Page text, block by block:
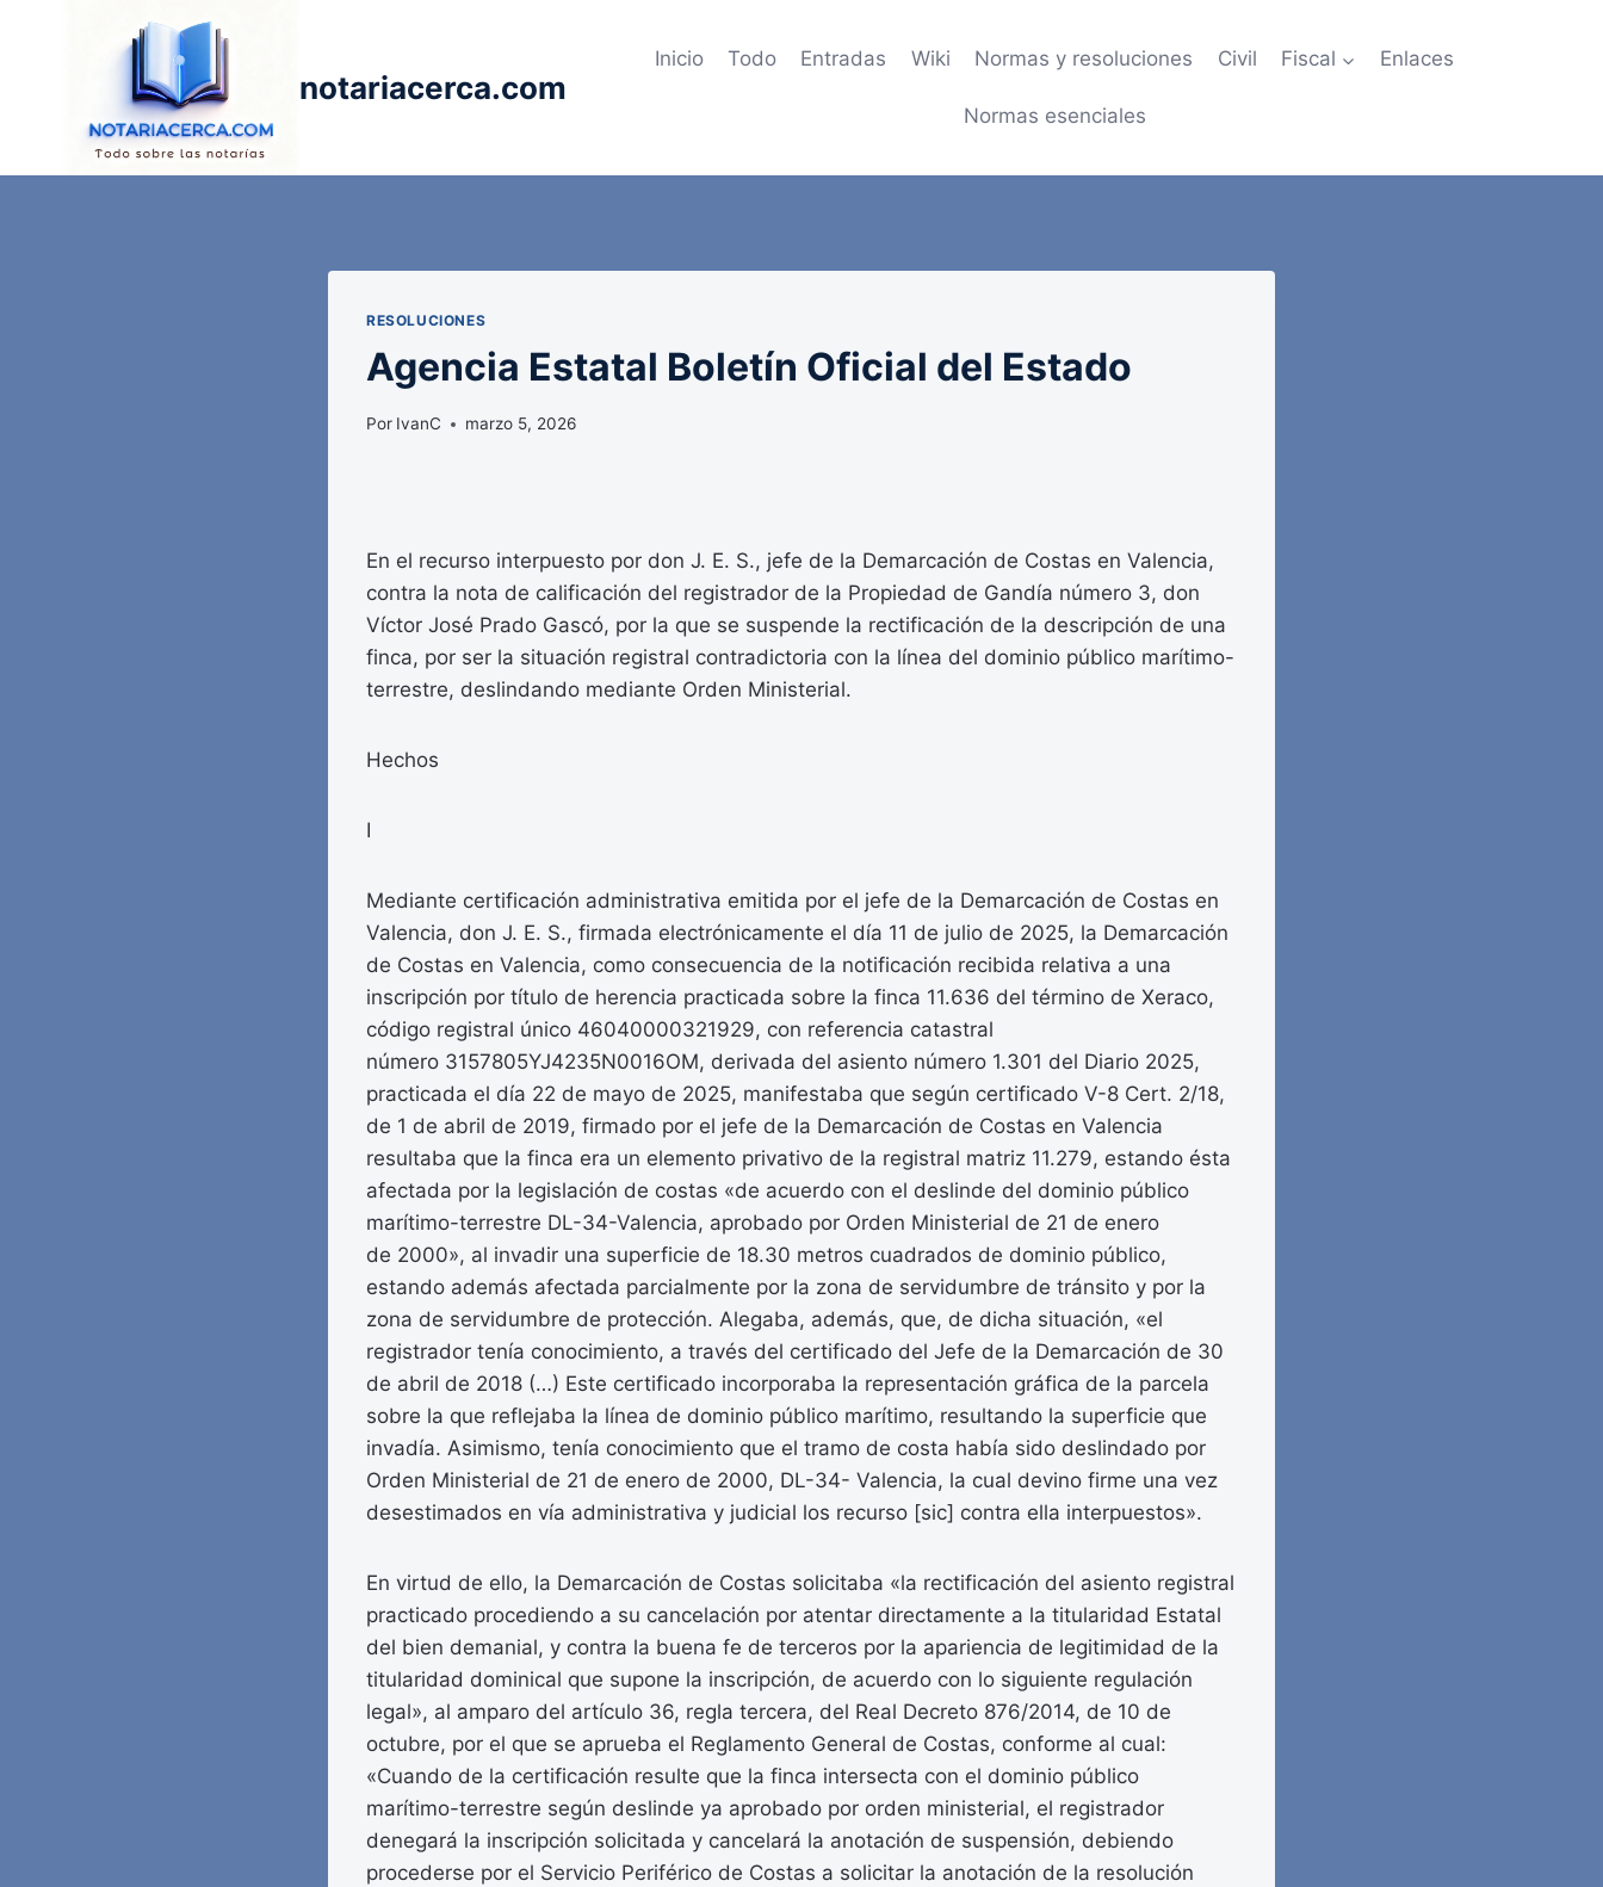
notariacerca.com
Inicio Todo Entradas Wiki Normas y resoluciones Civil Fiscal Enlaces
Normas esenciales
RESOLUCIONES
Agencia Estatal Boletín Oficial del Estado
Por IvanC marzo 5, 2026
En el recurso interpuesto por don J. E. S., jefe de la Demarcación de Costas en Valencia,
contra la nota de calificación del registrador de la Propiedad de Gandía número 3, don
Víctor José Prado Gascó, por la que se suspende la rectificación de la descripción de una
finca, por ser la situación registral contradictoria con la línea del dominio público marítimo-
terrestre, deslindando mediante Orden Ministerial.
Hechos
I
Mediante certificación administrativa emitida por el jefe de la Demarcación de Costas en
Valencia, don J. E. S., firmada electrónicamente el día 11 de julio de 2025, la Demarcación
de Costas en Valencia, como consecuencia de la notificación recibida relativa a una
inscripción por título de herencia practicada sobre la finca 11.636 del término de Xeraco,
código registral único 46040000321929, con referencia catastral
número 3157805YJ4235N0016OM, derivada del asiento número 1.301 del Diario 2025,
practicada el día 22 de mayo de 2025, manifestaba que según certificado V-8 Cert. 2/18,
de 1 de abril de 2019, firmado por el jefe de la Demarcación de Costas en Valencia
resultaba que la finca era un elemento privativo de la registral matriz 11.279, estando ésta
afectada por la legislación de costas «de acuerdo con el deslinde del dominio público
marítimo-terrestre DL-34-Valencia, aprobado por Orden Ministerial de 21 de enero
de 2000», al invadir una superficie de 18.30 metros cuadrados de dominio público,
estando además afectada parcialmente por la zona de servidumbre de tránsito y por la
zona de servidumbre de protección. Alegaba, además, que, de dicha situación, «el
registrador tenía conocimiento, a través del certificado del Jefe de la Demarcación de 30
de abril de 2018 (…) Este certificado incorporaba la representación gráfica de la parcela
sobre la que reflejaba la línea de dominio público marítimo, resultando la superficie que
invadía. Asimismo, tenía conocimiento que el tramo de costa había sido deslindado por
Orden Ministerial de 21 de enero de 2000, DL-34- Valencia, la cual devino firme una vez
desestimados en vía administrativa y judicial los recurso [sic] contra ella interpuestos».
En virtud de ello, la Demarcación de Costas solicitaba «la rectificación del asiento registral
practicado procediendo a su cancelación por atentar directamente a la titularidad Estatal
del bien demanial, y contra la buena fe de terceros por la apariencia de legitimidad de la
titularidad dominical que supone la inscripción, de acuerdo con lo siguiente regulación
legal», al amparo del artículo 36, regla tercera, del Real Decreto 876/2014, de 10 de
octubre, por el que se aprueba el Reglamento General de Costas, conforme al cual:
«Cuando de la certificación resulte que la finca intersecta con el dominio público
marítimo-terrestre según deslinde ya aprobado por orden ministerial, el registrador
denegará la inscripción solicitada y cancelará la anotación de suspensión, debiendo
procederse por el Servicio Periférico de Costas a solicitar la anotación de la resolución